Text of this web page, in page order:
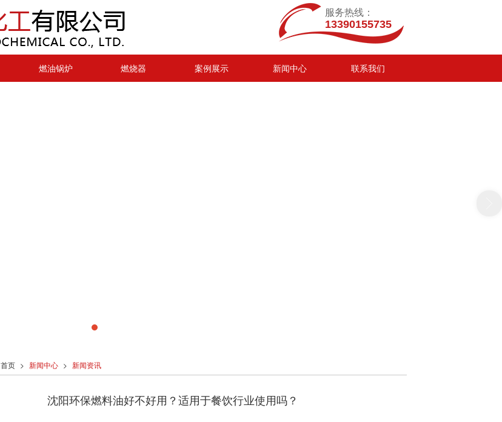
服务热线：
13390155735
燃油锅炉 燃烧器 案例展示 新闻中心 联系我们
首页 > 新闻中心 > 新闻资讯
沈阳环保燃料油好不好用？适用于餐饮行业使用吗？